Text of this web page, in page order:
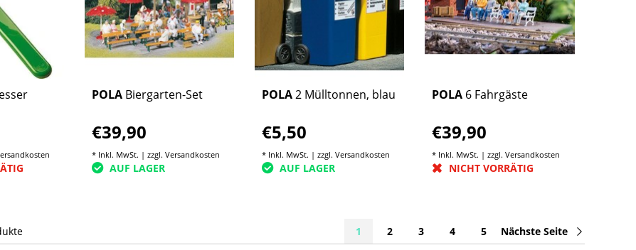
POLA Biergarten-Set
€39,90
* Inkl. MwSt. | zzgl. Versandkosten
AUF LAGER
POLA2 Mülltonnen, blau
€5,50
* Inkl. MwSt. | zzgl. Versandkosten
AUF LAGER
POLA 6 Fahrgäste
€39,90
* Inkl. MwSt. | zzgl.Versandkosten
NICHT VORRÄTIG
1 2 3 4 5
Nächste Seite